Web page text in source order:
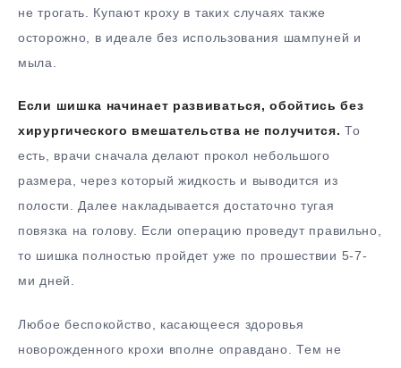
не трогать. Купают кроху в таких случаях также
осторожно, в идеале без использования шампуней и
мыла.
Если шишка начинает развиваться, обойтись без
хирургического вмешательства не получится. То
есть, врачи сначала делают прокол небольшого
размера, через который жидкость и выводится из
полости. Далее накладывается достаточно тугая
повязка на голову. Если операцию проведут правильно,
то шишка полностью пройдет уже по прошествии 5-7-
ми дней.
Любое беспокойство, касающееся здоровья
новорожденного крохи вполне оправдано. Тем не